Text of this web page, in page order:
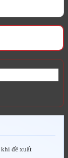
khi đề xuất